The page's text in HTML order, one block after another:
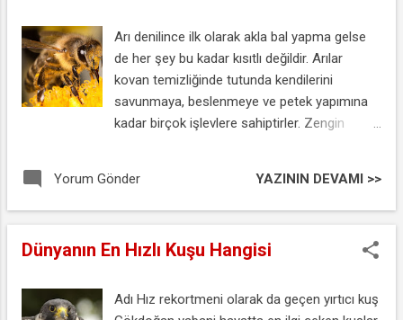
Arı denilince ilk olarak akla bal yapma gelse
de her şey bu kadar kısıtlı değildir. Arılar
kovan temizliğinde tutunda kendilerini
savunmaya, beslenmeye ve petek yapımına
kadar birçok işlevlere sahiptirler. Zengin
insanoğlunun birtakım ihtiyaçları uğruna
dikkati çekmiştir. Arı denilince bir diğer akla
iğnesi sayesinde gerçekleştirir. Arı sokması
düşünülse de alerjisi olanlar için son derece
Yorum Gönder YAZININ DEVAMI >>
Dünyanın En Hızlı Kuşu Hangisi
Adı Hız rekortmeni olarak da geçen yırtıcı kuş